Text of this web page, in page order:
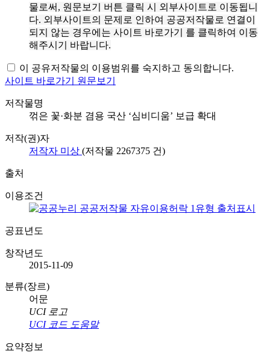
물로써, 원문보기 버튼 클릭 시 외부사이트로 이동됩니
다. 외부사이트의 문제로 인하여 공공저작물로 연결이
되지 않는 경우에는 사이트 바로가기 를 클릭하여 이동
해주시기 바랍니다.
이 공유저작물의 이용범위를 숙지하고 동의합니다.
사이트 바로가기
원문보기
저작물명
꺾은 꽃·화분 겸용 국산 ‘심비디움’ 보급 확대
저작(권)자
저작자 미상 (저작물 2267375 건)
출처
이용조건
공표년도
창작년도
2015-11-09
분류(장르)
어문
UCI 로고
UCI 코드 도움말
요약정보